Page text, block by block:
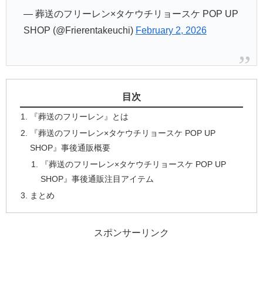
— 葬送のフリーレン×タケウチリョースケ POP UP
SHOP (@Frierentakeuchi) February 2, 2026
目次
『葬送のフリーレン』とは
『葬送のフリーレン×タケウチリョースケ POP UP
SHOP』事後通販概要
『葬送のフリーレン×タケウチリョースケ POP UP
SHOP』事後通販注目アイテム
まとめ
スポンサーリンク